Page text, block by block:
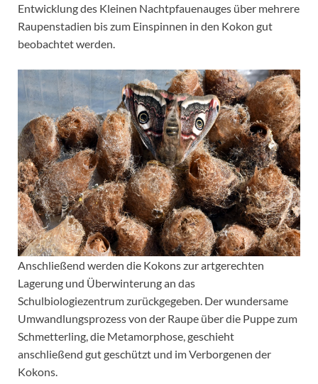
Entwicklung des Kleinen Nachtpfauenauges über mehrere
Raupenstadien bis zum Einspinnen in den Kokon gut
beobachtet werden.
Anschließend werden die Kokons zur artgerechten
Lagerung und Überwinterung an das
Schulbiologiezentrum zurückgegeben. Der wundersame
Umwandlungsprozess von der Raupe über die Puppe zum
Schmetterling, die Metamorphose, geschieht
anschließend gut geschützt und im Verborgenen der
Kokons.